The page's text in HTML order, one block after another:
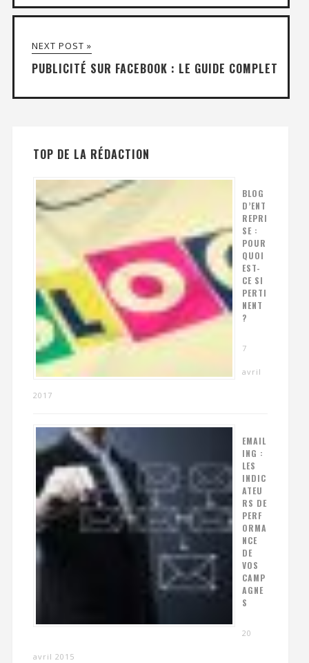
NEXT POST »
PUBLICITÉ SUR FACEBOOK : LE GUIDE COMPLET
TOP DE LA RÉDACTION
BLOG
D’ENT
REPRI
SE :
POUR
QUOI
EST-
CE SI
PERTI
NENT
?
7
avril
2017
EMAIL
ING :
LES
INDIC
ATEU
RS DE
PERF
ORMA
NCE
DE
VOS
CAMP
AGNE
S
20
avril 2015